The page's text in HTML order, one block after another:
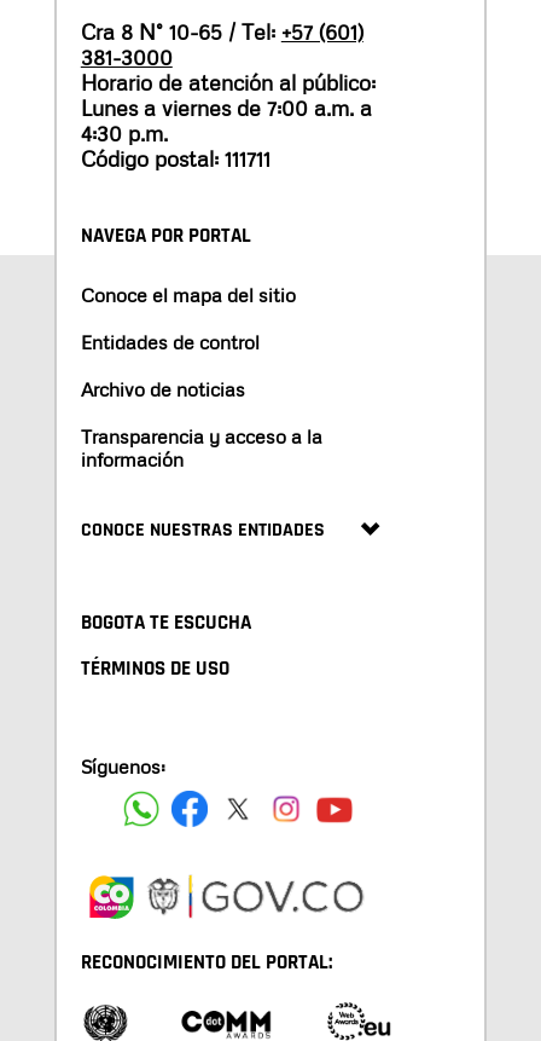
Cra 8 N° 10-65 / Tel: +57 (601)
381-3000
Horario de atención al público:
Lunes a viernes de 7:00 a.m. a
4:30 p.m.
Código postal: 111711
NAVEGA POR PORTAL
Conoce el mapa del sitio
Entidades de control
Archivo de noticias
Transparencia y acceso a la
información
CONOCE NUESTRAS ENTIDADES
BOGOTA TE ESCUCHA
TÉRMINOS DE USO
Síguenos:
RECONOCIMIENTO DEL PORTAL: